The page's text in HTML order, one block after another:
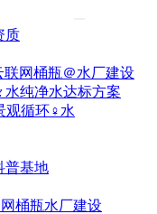
质
网桶瓶＠水厂建设
水纯净水达标方案
观循环♀水
普基地
桶瓶水厂建设